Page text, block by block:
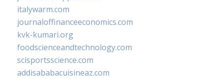
italywarm.com
journaloffinanceeconomics.com
kvk-kumari.org
foodscienceandtechnology.com
scisportsscience.com
addisababacuisineaz.com